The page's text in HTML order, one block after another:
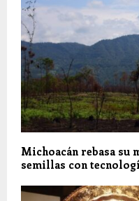
Michoacán rebasa su
semillas con